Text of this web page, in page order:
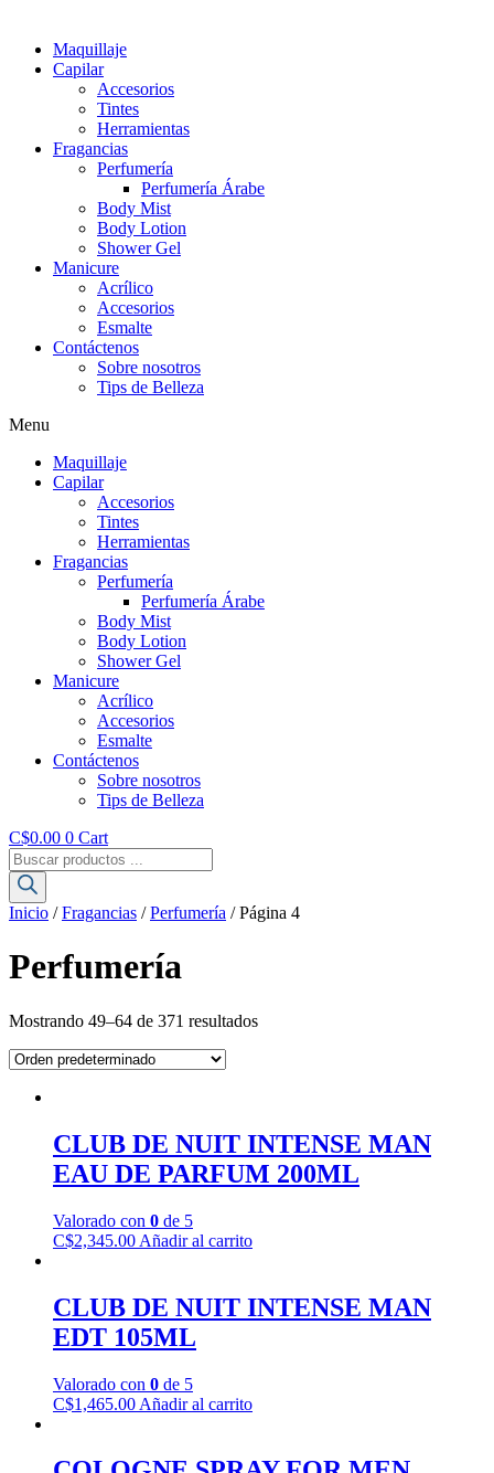
Maquillaje
Capilar
Accesorios
Tintes
Herramientas
Fragancias
Perfumería
Perfumería Árabe
Body Mist
Body Lotion
Shower Gel
Manicure
Acrílico
Accesorios
Esmalte
Contáctenos
Sobre nosotros
Tips de Belleza
Menu
Maquillaje
Capilar
Accesorios
Tintes
Herramientas
Fragancias
Perfumería
Perfumería Árabe
Body Mist
Body Lotion
Shower Gel
Manicure
Acrílico
Accesorios
Esmalte
Contáctenos
Sobre nosotros
Tips de Belleza
C$0.00 0 Cart
Búsqueda
de
productos
Inicio /Fragancias /Perfumería / Página 4
Perfumería
Mostrando 49–64 de 371 resultados
CLUB DE NUIT INTENSE MAN
EAU DE PARFUM 200ML
Valorado con 0 de 5
C$2,345.00 Añadir al carrito
CLUB DE NUIT INTENSE MAN
EDT 105ML
Valorado con 0 de 5
C$1,465.00 Añadir al carrito